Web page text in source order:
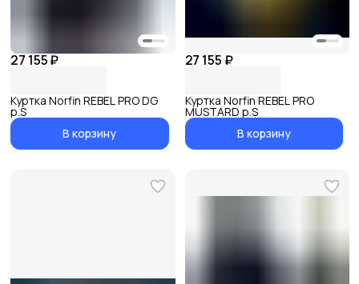
27 155 ₽
Куртка Norfin REBEL PRO DG
р.S
В корзину
27 155 ₽
Куртка Norfin REBEL PRO
MUSTARD р.S
В корзину